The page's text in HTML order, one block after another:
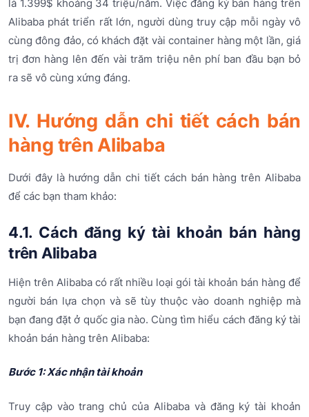
là 1.399$ khoảng 34 triệu/năm. Việc đăng ký bán hàng trên
Alibaba phát triển rất lớn, người dùng truy cập mỗi ngày vô
cùng đông đảo, có khách đặt vài container hàng một lần, giá
trị đơn hàng lên đến vài trăm triệu nên phí ban đầu bạn bỏ
ra sẽ vô cùng xứng đáng.
IV. Hướng dẫn chi tiết cách bán
hàng trên Alibaba
Dưới đây là hướng dẫn chi tiết cách bán hàng trên Alibaba
để các bạn tham khảo:
4.1. Cách đăng ký tài khoản bán hàng
trên Alibaba
Hiện trên Alibaba có rất nhiều loại gói tài khoản bán hàng để
người bán lựa chọn và sẽ tùy thuộc vào doanh nghiệp mà
bạn đang đặt ở quốc gia nào. Cùng tìm hiểu cách đăng ký tài
khoản bán hàng trên Alibaba:
Bước 1: Xác nhận tài khoản
Truy cập vào trang chủ của Alibaba và đăng ký tài khoản